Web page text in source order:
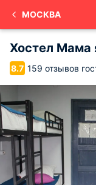
МОСКВА
Хостел Мама
8.7 159 отзывов